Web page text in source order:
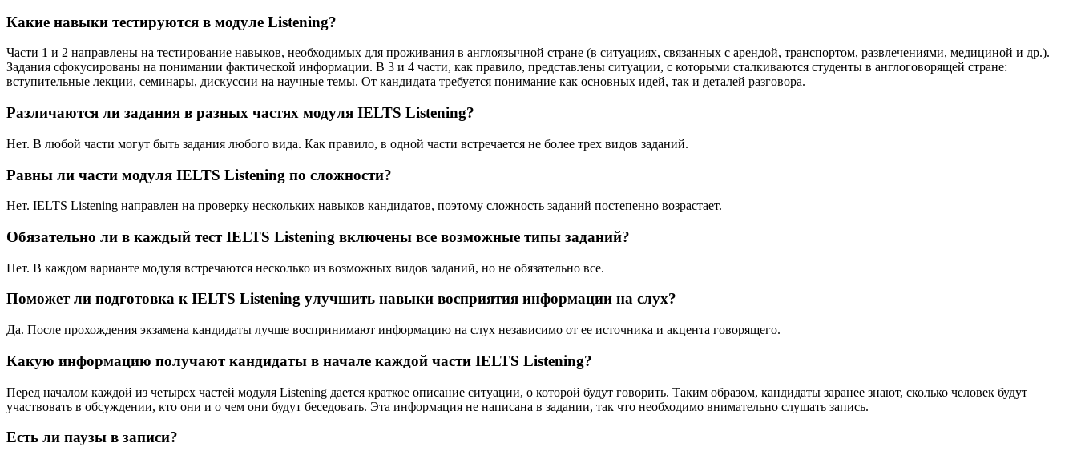
Какие навыки тестируются в модуле Listening?
Части 1 и 2 направлены на тестирование навыков, необходимых для проживания в англоязычной стране (в ситуациях, связанных с арендой, транспортом, развлечениями, медициной и др.).
Задания сфокусированы на понимании фактической информации. В 3 и 4 части, как правило, представлены ситуации, с которыми сталкиваются студенты в англоговорящей стране:
вступительные лекции, семинары, дискуссии на научные темы. От кандидата требуется понимание как основных идей, так и деталей разговора.
Различаются ли задания в разных частях модуля IELTS Listening?
Нет. В любой части могут быть задания любого вида. Как правило, в одной части встречается не более трех видов заданий.
Равны ли части модуля IELTS Listening по сложности?
Нет. IELTS Listening направлен на проверку нескольких навыков кандидатов, поэтому сложность заданий постепенно возрастает.
Обязательно ли в каждый тест IELTS Listening включены все возможные типы заданий?
Нет. В каждом варианте модуля встречаются несколько из возможных видов заданий, но не обязательно все.
Поможет ли подготовка к IELTS Listening улучшить навыки восприятия информации на слух?
Да. После прохождения экзамена кандидаты лучше воспринимают информацию на слух независимо от ее источника и акцента говорящего.
Какую информацию получают кандидаты в начале каждой части IELTS Listening?
Перед началом каждой из четырех частей модуля Listening дается краткое описание ситуации, о которой будут говорить. Таким образом, кандидаты заранее знают, сколько человек будут
участвовать в обсуждении, кто они и о чем они будут беседовать. Эта информация не написана в задании, так что необходимо внимательно слушать запись.
Есть ли паузы в записи?